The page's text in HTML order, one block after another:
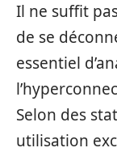
Il ne suffit
de se
essentiel
Selon des
utilisation